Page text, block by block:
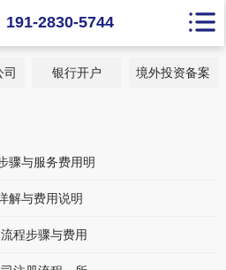
191-2830-5744
新闻资讯
司 银行开户 境外投资备案
骤与服务费用明
解与费用说明
程步骤与费用